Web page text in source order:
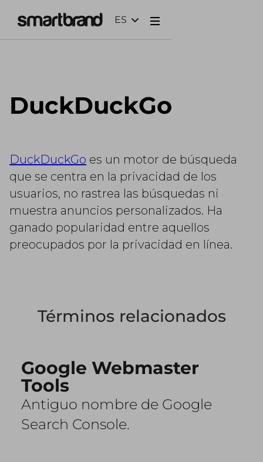
ES
DuckDuckGo
DuckDuckGo es un motor de búsqueda
que se centra en la privacidad de los
usuarios, no rastrea las búsquedas ni
muestra anuncios personalizados. Ha
ganado popularidad entre aquellos
preocupados por la privacidad en línea.
Términos relacionados
Google Webmaster
Tools
Antiguo nombre de Google
Search Console.